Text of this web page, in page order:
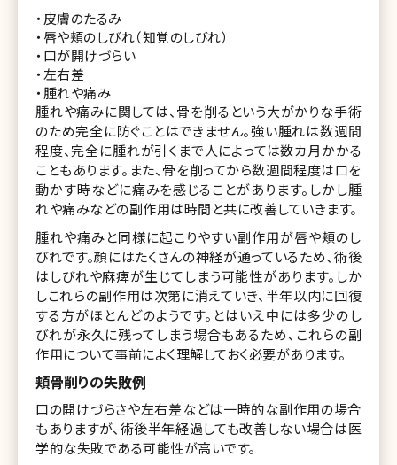
・皮膚のたるみ
・唇や頬のしびれ（知覚のしびれ）
・口が開けづらい
・左右差
・腫れや痛み
腫れや痛みに関しては、骨を削るという大がかりな手術
のため完全に防ぐことはできません。強い腫れは数週間
程度、完全に腫れが引くまで人によっては数カ月かかる
こともあります。また、骨を削ってから数週間程度は口を
動かす時などに痛みを感じることがあります。しかし腫
れや痛みなどの副作用は時間と共に改善していきます。
腫れや痛みと同様に起こりやすい副作用が唇や頬のし
びれです。顔にはたくさんの神経が通っているため、術後
はしびれや麻痺が生じてしまう可能性があります。しか
しこれらの副作用は次第に消えていき、半年以内に回復
する方がほとんどのようです。とはいえ中には多少のし
びれが永久に残ってしまう場合もあるため、これらの副
作用について事前によく理解しておく必要があります。
頬骨削りの失敗例
口の開けづらさや左右差などは一時的な副作用の場合
もありますが、術後半年経過しても改善しない場合は医
学的な失敗である可能性が高いです。